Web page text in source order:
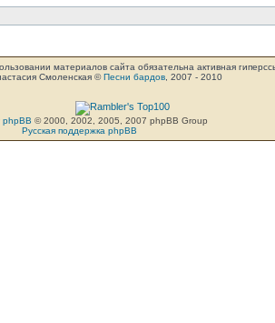
материалов сайта обязательна активная
Смоленская ©Песни бардов , 2007 - 2010
phpBB © 2000, 2002, 2005, 2007 phpBB Group
Русская поддержка phpBB